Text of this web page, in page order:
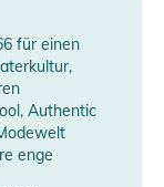
40%
für einen
Authentic
enge